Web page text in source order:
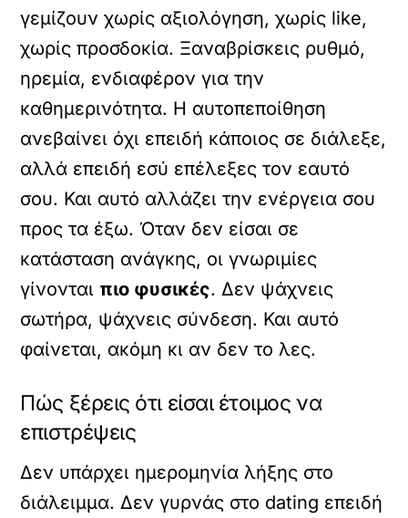
γεμίζουν χωρίς αξιολόγηση, χωρίς like,
χωρίς προσδοκία. Ξαναβρίσκεις ρυθμό,
ηρεμία, ενδιαφέρον για την
καθημερινότητα. Η αυτοπεποίθηση
ανεβαίνει όχι επειδή κάποιος σε διάλεξε,
αλλά επειδή εσύ επέλεξες τον εαυτό
σου. Και αυτό αλλάζει την ενέργεια σου
προς τα έξω. Όταν δεν είσαι σε
κατάσταση ανάγκης, οι γνωριμίες
γίνονται πιο φυσικές. Δεν ψάχνεις
σωτήρα, ψάχνεις σύνδεση. Και αυτό
φαίνεται, ακόμη κι αν δεν το λες.
Πώς ξέρεις ότι είσαι έτοιμος να
επιστρέψεις
Δεν υπάρχει ημερομηνία λήξης στο
διάλειμμα. Δεν γυρνάς στο dating επειδή